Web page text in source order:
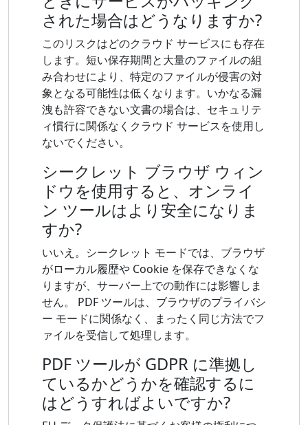
された場合はどうなりますか?
このリスクはどのクラウド サービスにも存在
します。短い保存期間と大量のファイルの組
み合わせにより、特定のファイルが侵害の対
象となる可能性は低くなります。いかなる漏
洩も許容できない文書の場合は、セキュリテ
ィ慣行に関係なくクラウド サービスを使用し
ないでください。
シークレット ブラウザ ウィン
ドウを使用すると、オンライ
ン ツールはより安全になりま
すか?
いいえ。シークレット モードでは、ブラウザ
がローカル履歴や Cookie を保存できなくな
りますが、サーバー上での動作には影響しま
せん。 PDF ツールは、ブラウザのプライバシ
ー モードに関係なく、まったく同じ方法でフ
ァイルを受信して​​処理します。
PDF ツールが GDPR に準拠し
ているかどうかを確認するに
はどうすればよいですか?